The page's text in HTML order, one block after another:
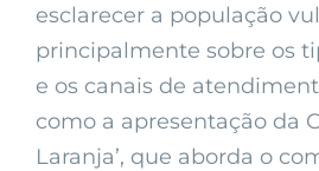
esclarecer a população
principalmente sobre os
e os canais de
como a apresentação da
Laranja’, que aborda o